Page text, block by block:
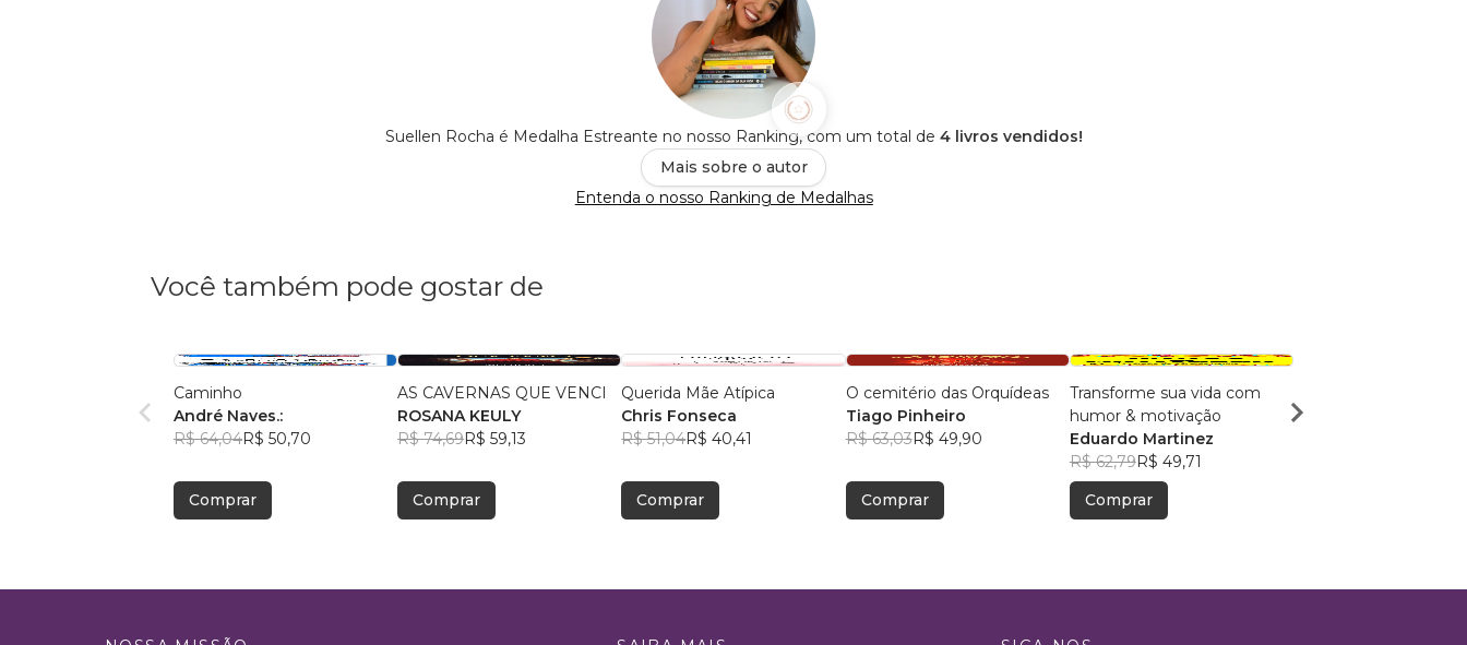
Suellen Rocha é Medalha Estreante no nosso Ranking, com um total de 4 livros vendidos!
Mais sobre o autor
Entenda o nosso Ranking de Medalhas
Você também pode gostar de
Caminho
André Naves.:
R$ 64,04R$ 50,70
Comprar
AS CAVERNAS QUE VENCI
ROSANA KEULY
R$ 74,69R$ 59,13
Comprar
Querida Mãe Atípica
Chris Fonseca
R$ 51,04R$ 40,41
Comprar
O cemitério das Orquídeas
Tiago Pinheiro
R$ 63,03R$ 49,90
Comprar
Transforme sua vida com
humor & motivação
Eduardo Martinez
R$ 62,79R$ 49,71
Comprar
Tonia Horbach